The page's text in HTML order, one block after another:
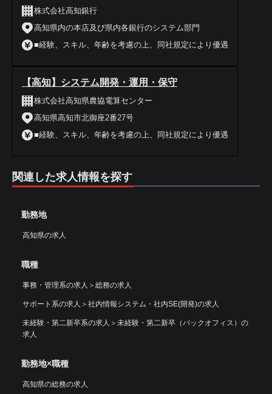
株式会社高知銀行
高知県内の本店及び県内各銀行のシステム部門
■経験、スキル、年齢を考慮の上、同社規定により優遇
【高知】システム開発・運用・保守
株式会社高知県農協電算センター
高知県高知市北御座2番27号
■経験、スキル、年齢を考慮の上、同社規定により優遇
関連した求人情報を探す
勤務地
高知県の求人
職種
事務・管理系の求人 ＞ 総務の求人
サポート系の求人 ＞ 社内情報システム・社内SE(開発)の求人
未経験・第二新卒系の求人 ＞ 未経験・第二新卒（バックオフィス）の
求人
勤務地×職種
高知県の総務の求人